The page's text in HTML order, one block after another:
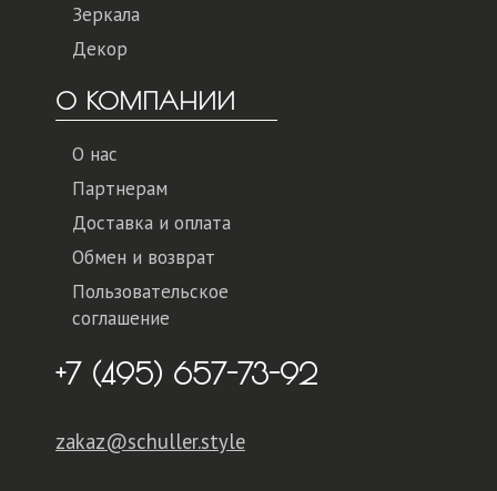
Зеркала
Декор
О КОМПАНИИ
О нас
Партнерам
Доставка и оплата
Обмен и возврат
Пользовательское
соглашение
+7 (495) 657-73-92
zakaz@schuller.style